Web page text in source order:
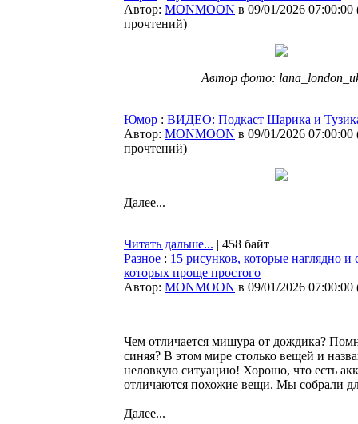
Автор: MONMOON в 09/01/2026 07:00:00
прочтений)
Автор фото:
Юмор : ВИДЕО: Подкаст Шарика и
Автор: MONMOON в 09/01/2026 07:00:00
прочтений)
Далее...
Читать дальше... | 458 байт
Разное : 15 рисунков, которые наглядно
которых проще простого
Автор: MONMOON в 09/01/2026 07:00:00
Чем отличается мишура от дождика?
синяя? В этом мире столько вещей и
неловкую ситуацию! Хорошо, что есть
отличаются похожие вещи. Мы собрали
Далее...